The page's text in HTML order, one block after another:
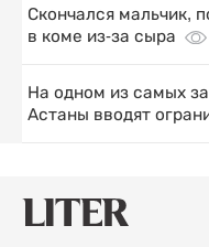
Скончался мальчик,
в коме из-за сыра
На одном из самых
Астаны вводят